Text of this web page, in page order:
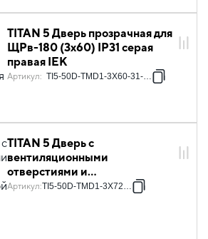
TITAN 5 Дверь прозрачная для
ЩРв-180 (3х60) IP31 серая
правая IEK
Артикул: TI5-50D-TMD1-3X60-31-7035
TITAN 5 Дверь с
вентиляционными
отверстиями и
радиопрозрачной вставкой
Артикул:TI5-50D-TMD1-3X72-30